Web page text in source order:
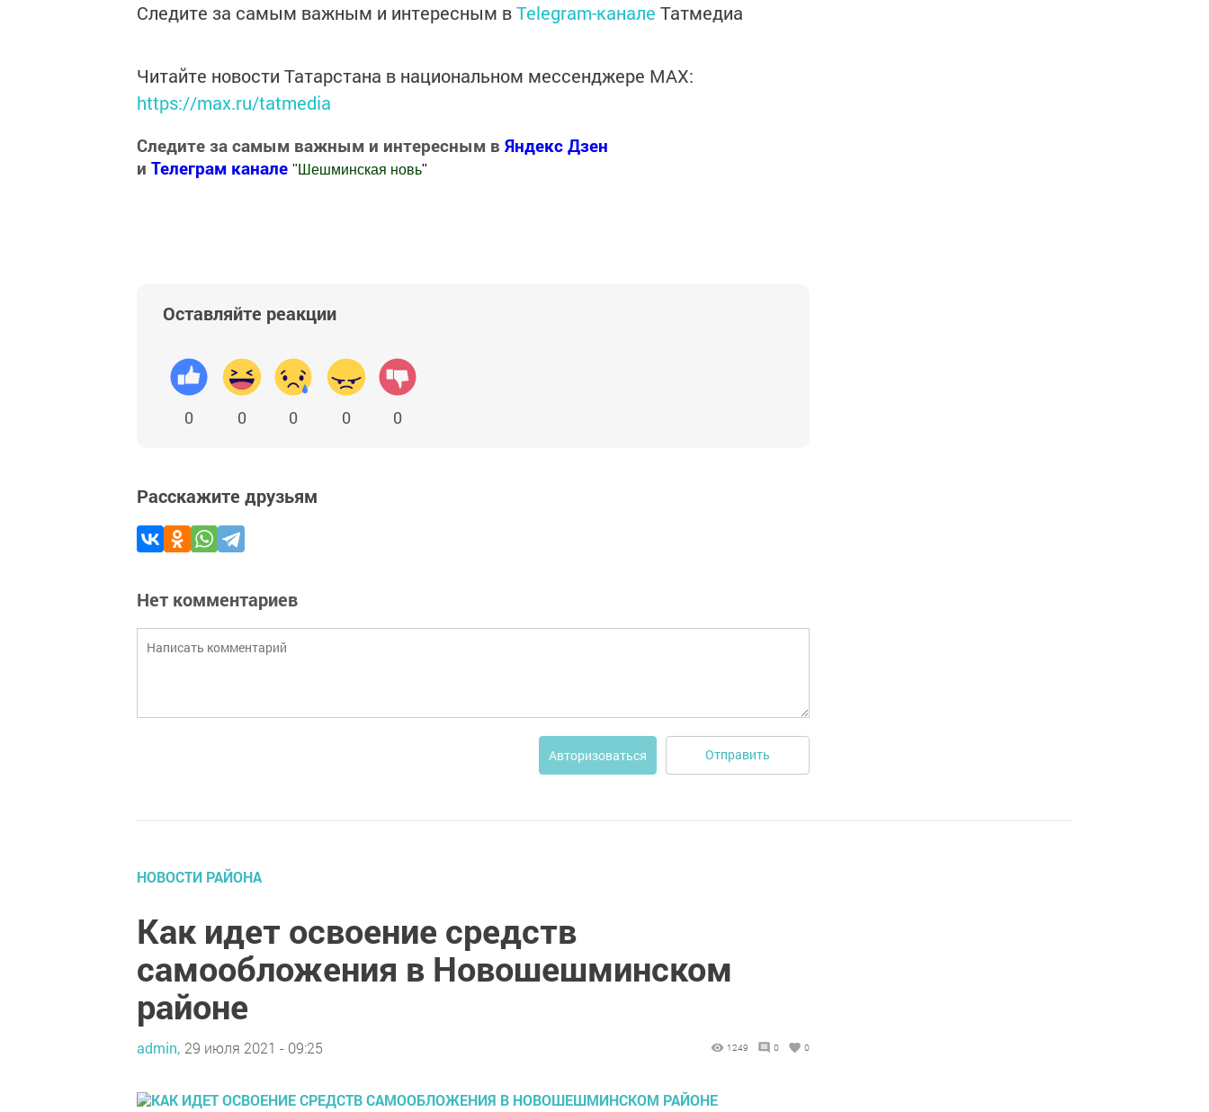
Следите за самым важным и интересным вTelegram-канале Татмедиа
Читайте новости Татарстана в национальном мессенджере MАХ:
https://max.ru/tatmedia
Следите за самым важным и интересным в Яндекс Дзен
и Телеграм канале " Шешминская новь"
Оставляйте реакции
0 0 0 0 0
Расскажите друзьям
Нет комментариев
Авторизоваться Отправить
НОВОСТИ РАЙОНА
Как идет освоение средств
самообложения в Новошешминском
районе
admin, 29 июля 2021 - 09:25 1249 0 0